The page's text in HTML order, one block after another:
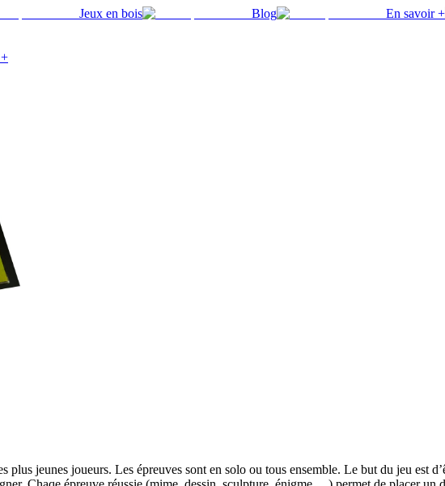
Jeux en bois Blog
En savoir +
plus jeunes joueurs. Les épreuves sont en solo ou tous ensemble. Le but du jeu est